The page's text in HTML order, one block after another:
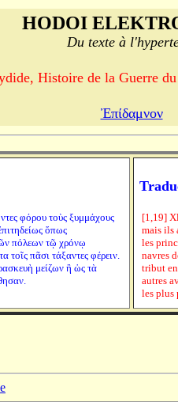
HODOI
Du texte à
Histoire de la Guerre
Ἐπίδαμνον
φόρου τοὺς ξυμμάχους
ὅπως
πόλεων τῷ χρόνῳ
πᾶσι τάξαντες φέρειν.
μείζων ἢ ὡς τὰ
[1,19]
mais ils
les
navres
tribut
autres
les plus